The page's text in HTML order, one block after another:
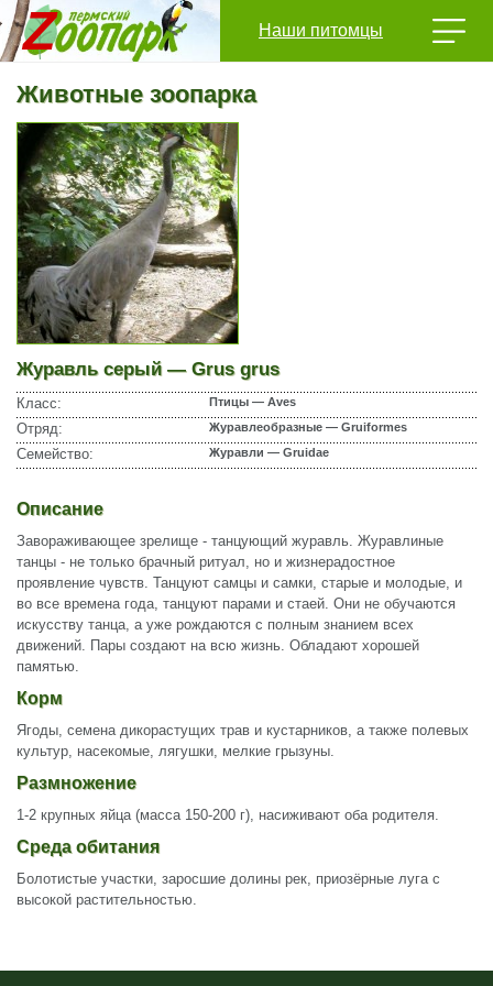
Наши питомцы
Животные зоопарка
Журавль серый — Grus grus
Класс: Птицы — Aves
Отряд: Журавлеобразные — Gruiformes
Семейство: Журавли — Gruidae
Описание
Завораживающее зрелище - танцующий журавль. Журавлиные
танцы - не только брачный ритуал, но и жизнерадостное
проявление чувств. Танцуют самцы и самки, старые и молодые, и
во все времена года, танцуют парами и стаей. Они не обучаются
искусству танца, а уже рождаются с полным знанием всех
движений. Пары создают на всю жизнь. Обладают хорошей
памятью.
Корм
Ягоды, семена дикорастущих трав и кустарников, а также полевых
культур, насекомые, лягушки, мелкие грызуны.
Размножение
1-2 крупных яйца (масса 150-200 г), насиживают оба родителя.
Среда обитания
Болотистые участки, заросшие долины рек, приозёрные луга с
высокой растительностью.